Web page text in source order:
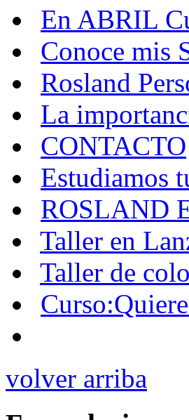
En ABRIL
Conoce mis
Rosland
La
CONTACTO
Estudiamos
ROSLAND
Taller en
Taller de
volver arriba